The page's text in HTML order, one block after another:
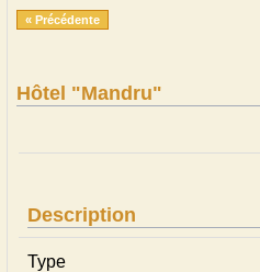
« Précédente
Hôtel "Mandru"
Description
Type